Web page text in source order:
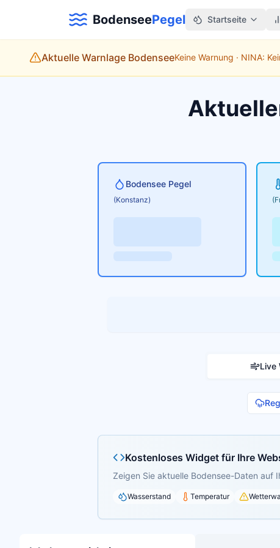
BodenseePegel Startseite
Aktuelle Warnlage BodenseeKeine Warnung · NINA:
Bodensee Pegel
(Konstanz)
Live
Kostenloses Widget für Ihre
Zeigen Sie aktuelle Bodensee-Daten auf
Wasserstand Temperatur